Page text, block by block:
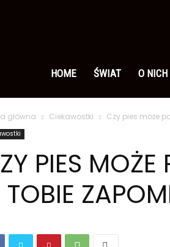
HOME ŚWIAT O
główna Ciekawostki Czy pies może
PIES